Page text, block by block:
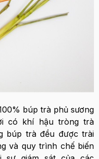
búp trà phủ sương
có khí hậu tròng trà
búp trà đều được trài
và quy trình chế biến